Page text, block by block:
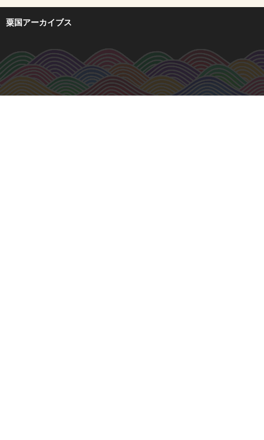
粟国アーカイブス